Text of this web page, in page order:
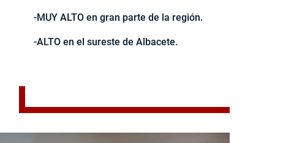
-MUY ALTO en gran parte de la región.
-ALTO en el sureste de Albacete.